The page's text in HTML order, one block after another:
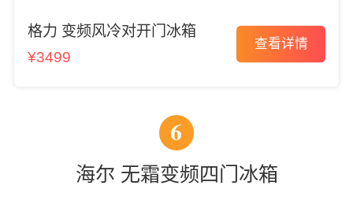
格力 变频风冷对开门冰箱
¥3499
查看详情
6
海尔 无霜变频四门冰箱